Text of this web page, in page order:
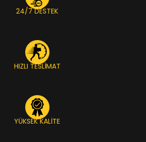
24/7 DESTEK
HIZLI TESLİMAT
YÜKSEK KALİTE